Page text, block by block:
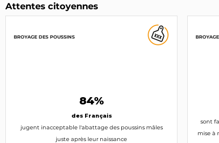
Attentes citoyennes
BROYAGE DES POUSSINS
84%
des Français
jugent inacceptable l'abattage des poussins mâles
juste après leur naissance
sont
mise à